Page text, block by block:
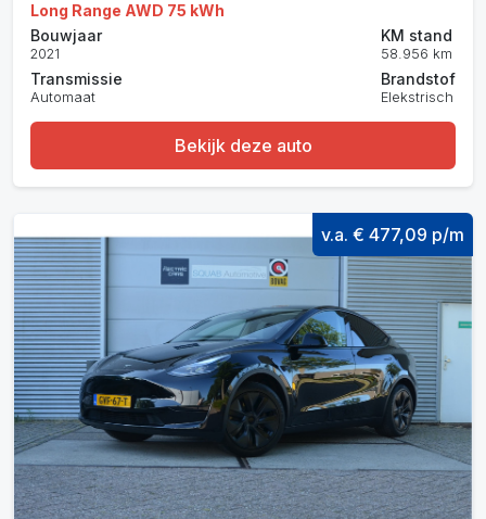
Long Range AWD 75 kWh
Bouwjaar
2021
Transmissie
Automaat
KM stand
58.956 km
Brandstof
Elekstrisch
Bekijk deze auto
v.a. € 477,09 p/m